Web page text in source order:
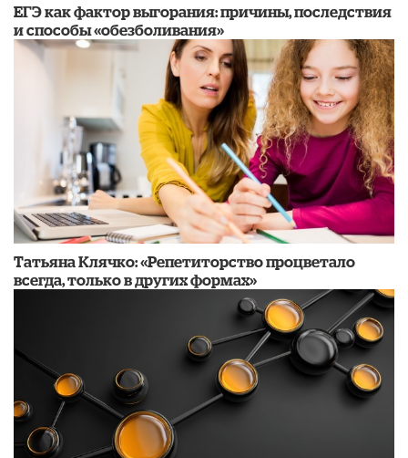
​ЕГЭ как фактор выгорания: причины, последствия
и способы «обезболивания»
​Татьяна Клячко: «Репетиторство процветало
всегда, только в других формах»